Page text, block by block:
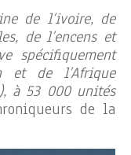
de l’ivoire, de
de l’encens et
spécifiquement
et de l’Afrique
à 53 000 unités
de la